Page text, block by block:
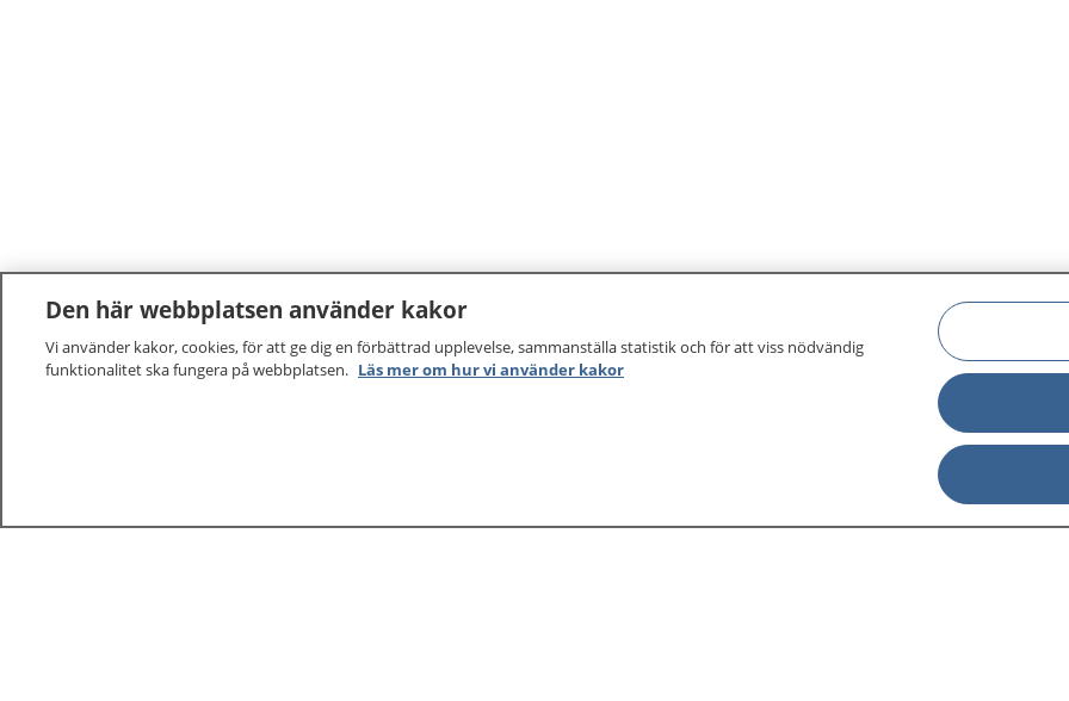
Den här webbplatsen använder kakor
Vi använder kakor, cookies, för att ge dig en förbättrad upplevelse, sammanställa statistik och för att viss nödvändig
funktionalitet ska fungera på webbplatsen. Läs mer om hur vi använder kakor